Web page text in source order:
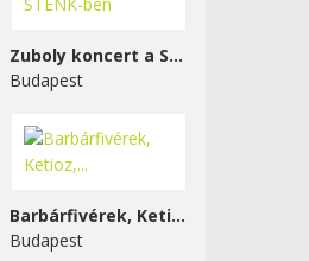
Zuboly koncert a STENK-ben
Budapest
Barbárfivérek, Ketioz,...
Budapest